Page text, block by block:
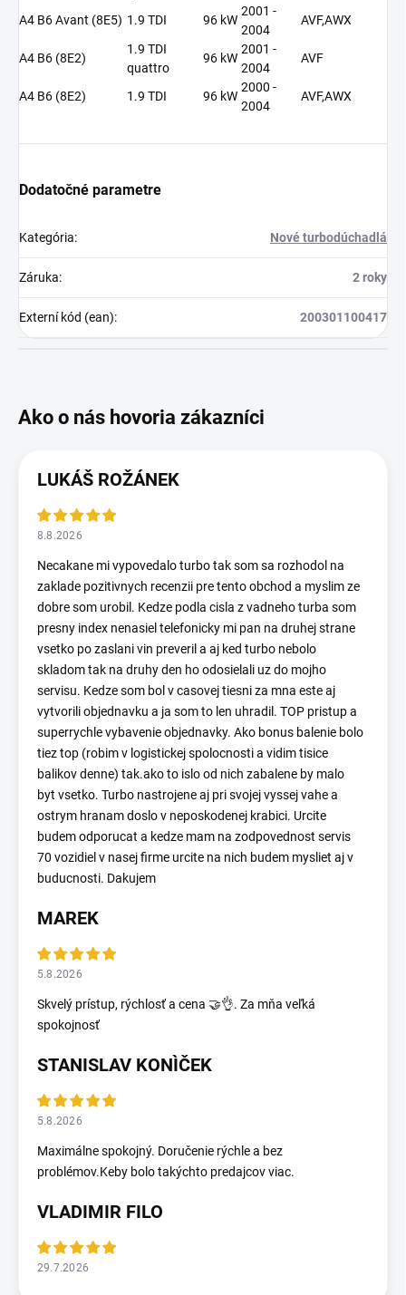
A4 B6 Avant (8E5) 1.9 TDI 96 kW
2001 -
2004
AVF,AWX
A4 B6 (8E2)
1.9 TDI
quattro
96 kW
2001 -
2004
AVF
A4 B6 (8E2) 1.9 TDI 96 kW
2000 -
2004
AVF,AWX
Dodatočné parametre
Kategória: Nové turbodúchadlá
Záruka: 2 roky
Externí kód (ean): 200301100417
LUKÁŠ ROŽÁNEK
8.8.2026
Necakane mi vypovedalo turbo tak som sa rozhodol na
zaklade pozitivnych recenzii pre tento obchod a myslim ze
dobre som urobil. Kedze podla cisla z vadneho turba som
presny index nenasiel telefonicky mi pan na druhej strane
vsetko po zaslani vin preveril a aj ked turbo nebolo
skladom tak na druhy den ho odosielali uz do mojho
servisu. Kedze som bol v casovej tiesni za mna este aj
vytvorili objednavku a ja som to len uhradil. TOP pristup a
superrychle vybavenie objednavky. Ako bonus balenie bolo
tiez top (robim v logistickej spolocnosti a vidim tisice
balikov denne) tak.ako to islo od nich zabalene by malo
byt vsetko. Turbo nastrojene aj pri svojej vyssej vahe a
ostrym hranam doslo v neposkodenej krabici. Urcite
budem odporucat a kedze mam na zodpovednost servis
70 vozidiel v nasej firme urcite na nich budem mysliet aj v
buducnosti. Dakujem
MAREK
5.8.2026
Skvelý prístup, rýchlosť a cena 🤝👌. Za mňa veľká
spokojnosť
STANISLAV KONÌČEK
5.8.2026
Maximálne spokojný. Doručenie rýchle a bez
problémov.Keby bolo takýchto predajcov viac.
VLADIMIR FILO
29.7.2026